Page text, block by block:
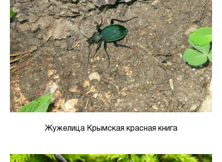
Жужелица Крымская красная книга